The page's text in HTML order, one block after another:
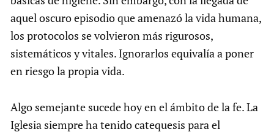
aquel oscuro episodio que amenazó la vida humana,
los protocolos se volvieron más rigurosos,
sistemáticos y vitales. Ignorarlos equivalía a poner
en riesgo la propia vida.
Algo semejante sucede hoy en el ámbito de la fe. La
Iglesia siempre ha tenido catequesis para el